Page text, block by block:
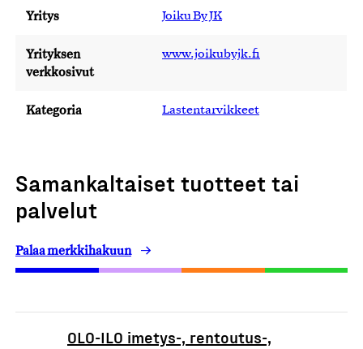
Yritys Joiku By JK
Yrityksen
verkkosivut
www.joikubyjk.fi
Kategoria Lastentarvikkeet
Samankaltaiset tuotteet tai
palvelut
Palaa merkkihakuun
OLO-ILO imetys-, rentoutus-,